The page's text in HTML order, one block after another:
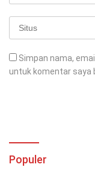
Simpan nama,
untuk komentar saya
Populer